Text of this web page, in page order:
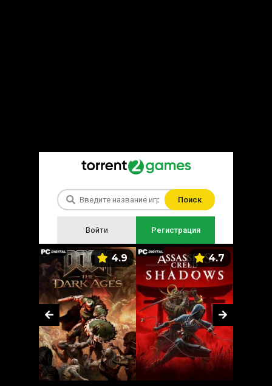
Поиск
Войти Регистрация
4.9 4.7